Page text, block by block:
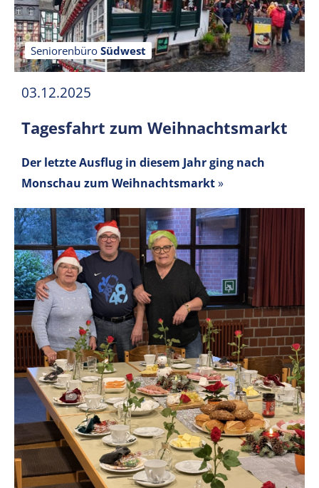
Seniorenbüro Südwest
03.12.2025
Tagesfahrt zum Weihnachtsmarkt
Der letzte Ausflug in diesem Jahr ging nach
Monschau zum Weihnachtsmarkt»